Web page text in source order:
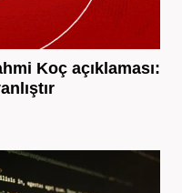
Koç açıklaması: